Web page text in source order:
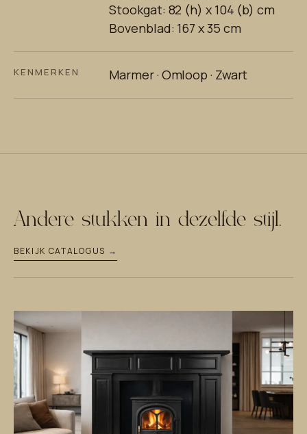
Stookgat: 82 (h) x 104 (b) cm
Bovenblad: 167 x 35 cm
KENMERKEN Marmer · Omloop · Zwart
Andere stukken in dezelfde stijl.
BEKIJK CATALOGUS →